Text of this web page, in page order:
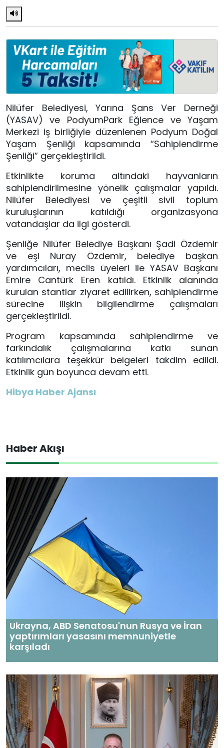
Nilüfer Belediyesi, Yarına Şans Ver Derneği
(YASAV) ve PodyumPark Eğlence ve Yaşam
Merkezi iş birliğiyle düzenlenen Podyum Doğal
Yaşam Şenliği kapsamında “Sahiplendirme
Şenliği” gerçekleştirildi.
Etkinlikte koruma altındaki hayvanların
sahiplendirilmesine yönelik çalışmalar yapıldı.
Nilüfer Belediyesi ve çeşitli sivil toplum
kuruluşlarının katıldığı organizasyona
vatandaşlar da ilgi gösterdi.
Şenliğe Nilüfer Belediye Başkanı Şadi Özdemir
ve eşi Nuray Özdemir, belediye başkan
yardımcıları, meclis üyeleri ile YASAV Başkanı
Emire Cantürk Eren katıldı. Etkinlik alanında
kurulan stantlar ziyaret edilirken, sahiplendirme
sürecine ilişkin bilgilendirme çalışmaları
gerçekleştirildi.
Program kapsamında sahiplendirme ve
farkındalık çalışmalarına katkı sunan
katılımcılara teşekkür belgeleri takdim edildi.
Etkinlik gün boyunca devam etti.
Hibya Haber Ajansı
Haber Akışı
Ukrayna, ABD Senatosu'nun Rusya ve İran
yaptırımları yasasını memnuniyetle
karşıladı